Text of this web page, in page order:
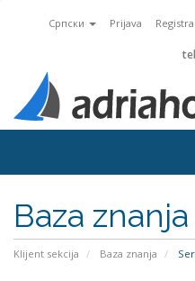
Српски Prijava
Baza znanja
Klijent sekcija Baza znanja